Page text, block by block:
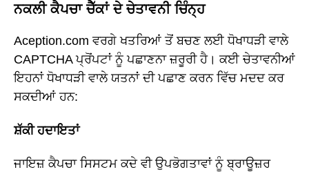
ਨਕਲੀ ਕੈਪਚਾ ਚੈੱਕਾਂ ਦੇ ਚੇਤਾਵਨੀ ਚਿੰਨ੍ਹ
Aception.com ਵਰਗੇ ਖਤਰਿਆਂ ਤੋਂ ਬਚਣ ਲਈ ਧੋਖਾਧੜੀ ਵਾਲੇ
CAPTCHA ਪ੍ਰੋਂਪਟਾਂ ਨੂੰ ਪਛਾਣਨਾ ਜ਼ਰੂਰੀ ਹੈ। ਕਈ ਚੇਤਾਵਨੀਆਂ
ਇਹਨਾਂ ਧੋਖਾਧੜੀ ਵਾਲੇ ਯਤਨਾਂ ਦੀ ਪਛਾਣ ਕਰਨ ਵਿੱਚ ਮਦਦ ਕਰ
ਸਕਦੀਆਂ ਹਨ:
ਸ਼ੱਕੀ ਹਦਾਇਤਾਂ
ਜਾਇਜ਼ ਕੈਪਚਾ ਸਿਸਟਮ ਕਦੇ ਵੀ ਉਪਭੋਗਤਾਵਾਂ ਨੂੰ ਬ੍ਰਾਊਜ਼ਰ